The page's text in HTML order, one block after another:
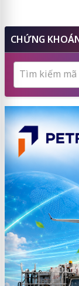
CHỨNG
Tìm kiếm mã